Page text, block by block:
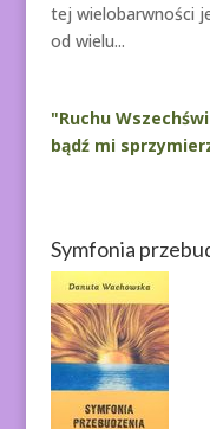
tej wielobarwności
od wielu...
"Ruchu
bądź mi
Symfonia